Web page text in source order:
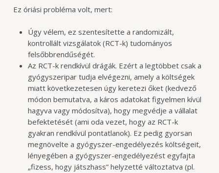
Ez óriási probléma volt, mert:
Úgy vélem, ez szentesítette a randomizált,
kontrollált vizsgálatok (RCT-k) tudományos
felsőbbrendűségét.
Az RCT-k rendkívül drágák. Ezért a legtöbbet csak a
gyógyszeripar tudja elvégezni, amely a költségek
miatt következetesen úgy keretezi őket (kedvező
módon bemutatva, a káros adatokat figyelmen kívül
hagyva vagy módosítva), hogy megvédje a vállalat
befektetését (ami oda vezet, hogy az RCT-k
gyakran rendkívül pontatlanok). Ez pedig gyorsan
megnövelte a gyógyszer-engedélyezés költségeit,
lényegében a gyógyszer-engedélyezést egyfajta
„fizess, hogy játszhass” helyzetté változtatva (pl.